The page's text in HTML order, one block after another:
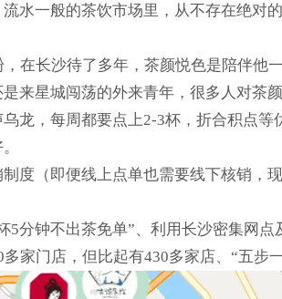
水一般的茶饮市场里，从不存在绝对的
在长沙待了多年，茶颜悦色是陪伴他
来星城闯荡的外来青年，很多人对茶
龙，每周都要点上2-3杯，折合积点
度（即便线上点单也需要线下核销，
5分钟不出茶免单”、利用长沙密集网
家门店，但比起有430多家店、“五步